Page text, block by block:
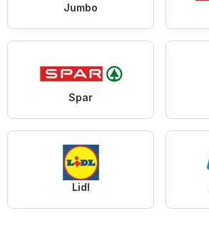
Jumbo
Spar
Lidl